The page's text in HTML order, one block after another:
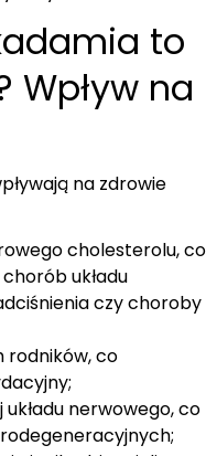
to
Wpływ na
na zdrowie
cholesterolu, co
układu
czy choroby
rodników, co
nerwowego, co